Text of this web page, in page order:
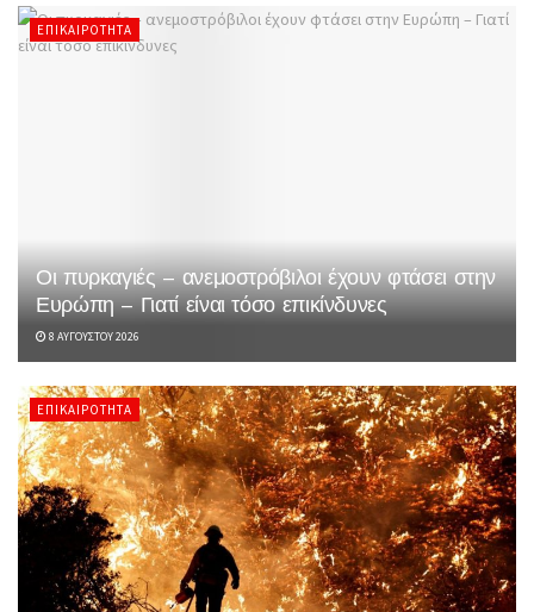
ΕΠΙΚΑΙΡΌΤΗΤΑ
Οι πυρκαγιές – ανεμοστρόβιλοι έχουν φτάσει στην
Ευρώπη – Γιατί είναι τόσο επικίνδυνες
8 ΑΥΓΟΎΣΤΟΥ 2026
ΕΠΙΚΑΙΡΌΤΗΤΑ